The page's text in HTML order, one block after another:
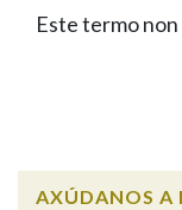
Facebook
TwitterYoutube
BUSCAR NOS
Remata por
Este termo
AXÚDANOS A